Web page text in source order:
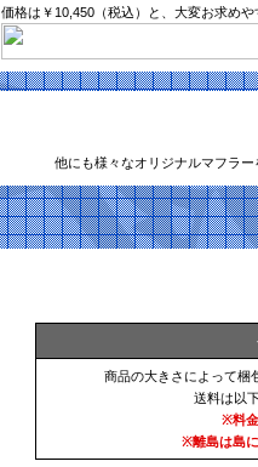
価格は￥10,450（税込）と、大変お求め
他にも様々なオリジナルマフラ
商品の大きさによって梱
送料は以
※料
※離島は島